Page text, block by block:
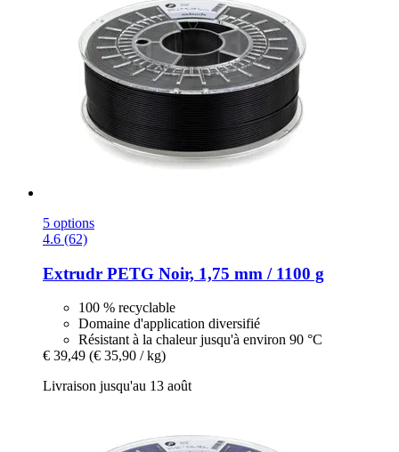
5 options
4.6 (62)
Extrudr PETG Noir, 1,75 mm / 1100 g
100 % recyclable
Domaine d'application diversifié
Résistant à la chaleur jusqu'à environ 90 °C
€ 39,49 (€ 35,90 / kg)
Livraison jusqu'au 13 août